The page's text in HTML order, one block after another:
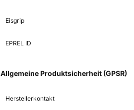
Eisgrip
EPREL ID
Allgemeine Produktsicherheit (GPSR)
Herstellerkontakt